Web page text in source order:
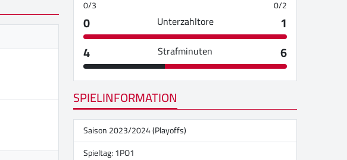
0/3 0/2
0 Unterzahltore
1
4
Strafminuten 6
SPIELINFORMATION
Saison 2023/2024 (Playoffs)
Spieltag: 1PO1